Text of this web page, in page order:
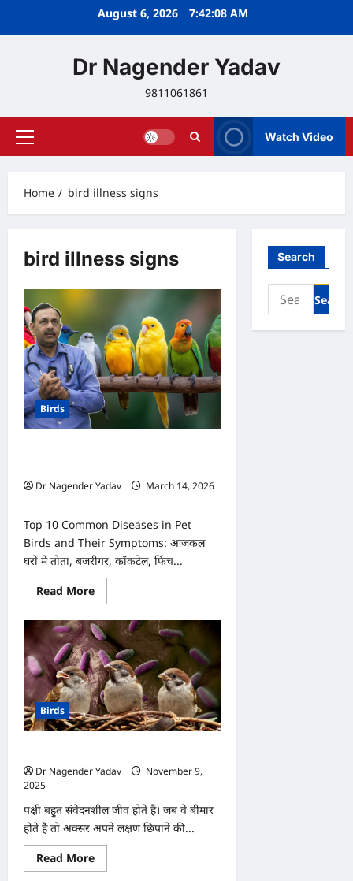
August 6, 2026 7:42:09 AM
Dr Nagender Yadav
9811061861
Primary
Watch Video
Home bird illness signs
bird illness signs
Birds
Dr Nagender Yadav
March 14, 2026
Top 10 Common Diseases in Pet
Birds and Their Symptoms: आजकल
घरों में तोता, बजरीगर, कॉकटेल, फिंच...
Read MoreRead
more
पालतू
पक्षियों
में
होने
वाली
10
आम
बीमारियां
क्या
हैं?
जानें
Birds
Dr Nagender Yadav
November 9,
2025
पक्षी बहुत संवेदनशील जीव होते हैं। जब वे बीमार
होते हैं तो अक्सर अपने लक्षण छिपाने की...
Read MoreRead
more
Search
Search
for: